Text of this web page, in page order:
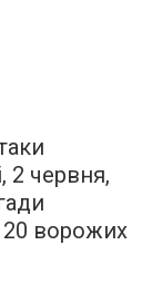
2 червня,
20 ворожих